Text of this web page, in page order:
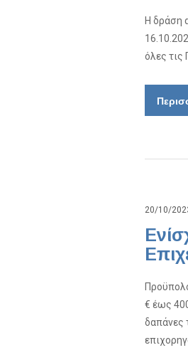
Η δράση
όλες τις
20/10/
€ έως
δαπάνες